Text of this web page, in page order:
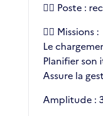
👉🏼 Poste :
👉🏼 Missions :
Le
Planifier son
Assure la
Amplitude :